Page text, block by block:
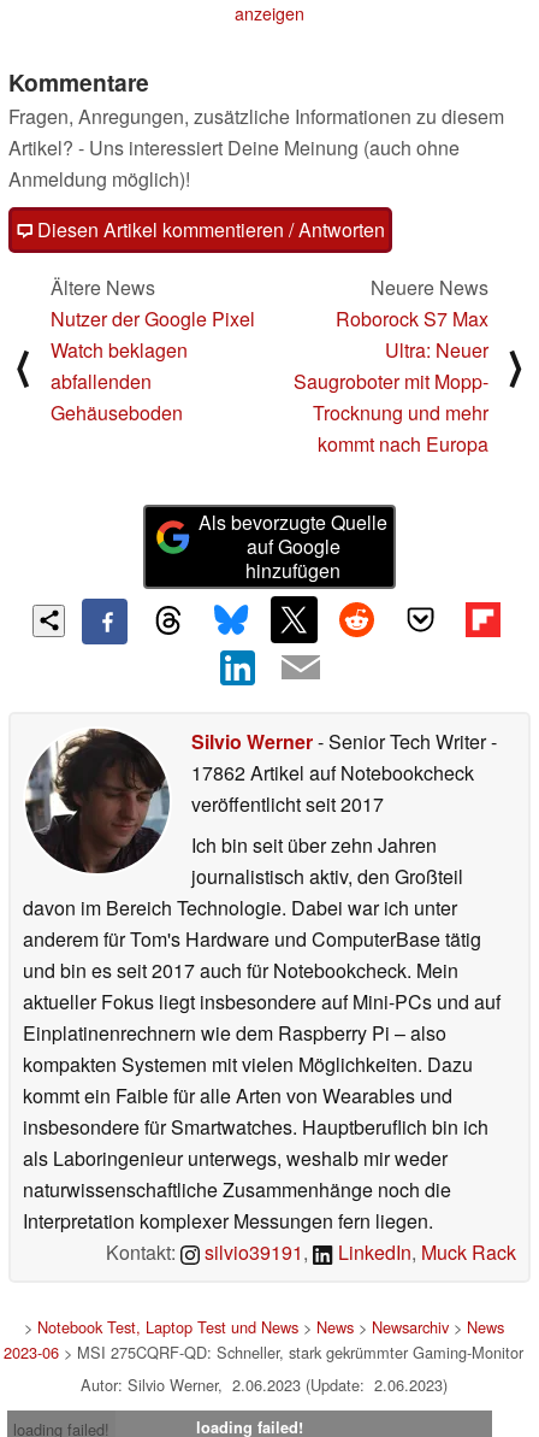
anzeigen
Kommentare
Fragen, Anregungen, zusätzliche Informationen zu diesem
Artikel? - Uns interessiert Deine Meinung (auch ohne
Anmeldung möglich)!
Diesen Artikel kommentieren / Antworten
⟨
Ältere News
Nutzer der Google Pixel
Watch beklagen
abfallenden
Gehäuseboden
Neuere News
Roborock S7 Max
Ultra: Neuer
Saugroboter mit Mopp-
Trocknung und mehr
kommt nach Europa
⟩
Als bevorzugte Quelle
auf Google
hinzufügen
Silvio Werner- Senior Tech Writer-
17862 Artikel auf Notebookcheck
veröffentlichtseit 2017
Ich bin seit über zehn Jahren
journalistisch aktiv, den Großteil
davon im Bereich Technologie. Dabei war ich unter
anderem für Tom's Hardware und ComputerBase tätig
und bin es seit 2017 auch für Notebookcheck. Mein
aktueller Fokus liegt insbesondere auf Mini-PCs und auf
Einplatinenrechnern wie dem Raspberry Pi – also
kompakten Systemen mit vielen Möglichkeiten. Dazu
kommt ein Faible für alle Arten von Wearables und
insbesondere für Smartwatches. Hauptberuflich bin ich
als Laboringenieur unterwegs, weshalb mir weder
naturwissenschaftliche Zusammenhänge noch die
Interpretation komplexer Messungen fern liegen.
Kontakt:
silvio39191, LinkedIn, Muck Rack
> Notebook Test, Laptop Test und News> News> Newsarchiv> News
2023-06 > MSI 275CQRF-QD: Schneller, stark gekrümmter Gaming-Monitor
Autor: Silvio Werner, 2.06.2023 (Update: 2.06.2023)
loading failed!
loading failed!